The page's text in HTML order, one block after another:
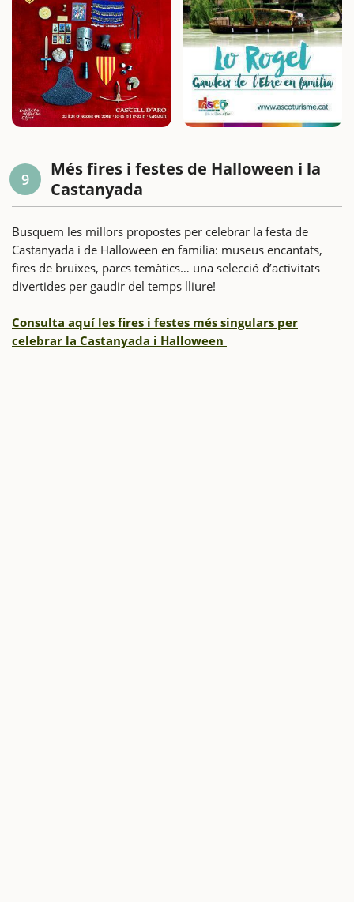
9
Més fires i festes de Halloween i la
Castanyada
Busquem les millors propostes per celebrar la festa de
Castanyada i de Halloween en família: museus encantats,
fires de bruixes, parcs temàtics… una selecció d’activitats
divertides per gaudir del temps lliure!
Consulta aquí les fires i festes més singulars per
celebrar la Castanyada i Halloween